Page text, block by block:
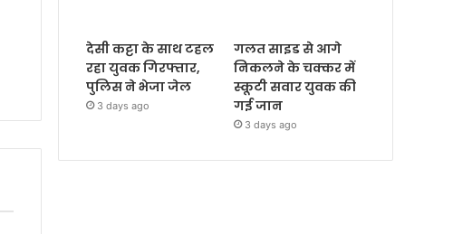
देसी कट्टा के साथ टहल
रहा युवक गिरफ्तार,
पुलिस ने भेजा जेल
3 days ago
गलत साइड से आगे
निकलने के चक्कर में
स्कूटी सवार युवक की
गई जान
3 days ago